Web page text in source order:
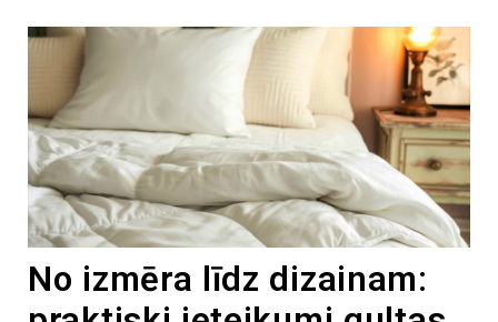
No izmēra līdz dizainam: